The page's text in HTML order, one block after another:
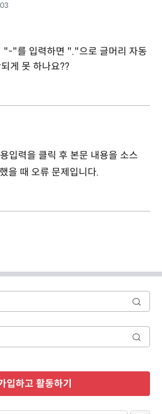
"-"를 입력하면 "."으로 글머리 자동
게 못 하나요??
입력을 클릭 후 본문 내용을 소스
을 때 오류 문제입니다.
입하고 활동하기